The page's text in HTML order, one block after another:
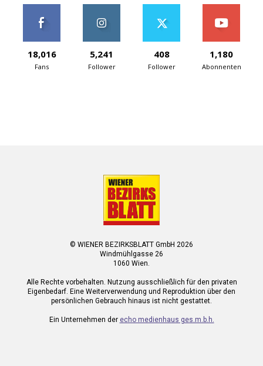
18,016
Fans
5,241
Follower
408
Follower
1,180
Abonnenten
© WIENER BEZIRKSBLATT GmbH 2026
Windmühlgasse 26
1060 Wien.
Alle Rechte vorbehalten. Nutzung ausschließlich für den privaten
Eigenbedarf. Eine Weiterverwendung und Reproduktion über den
persönlichen Gebrauch hinaus ist nicht gestattet.
Ein Unternehmen der echo medienhaus ges.m.b.h.